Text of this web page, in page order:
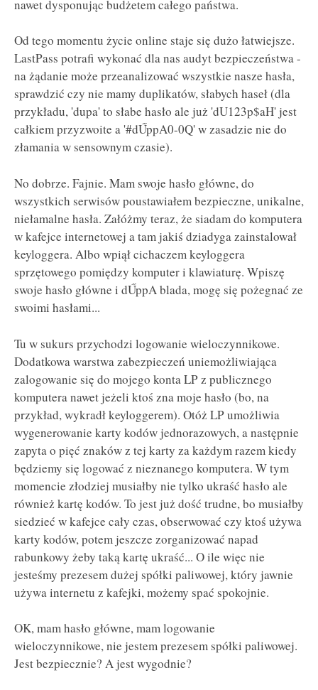
nawet dysponując budżetem całego państwa.
Od tego momentu życie online staje się dużo łatwiejsze.
LastPass potrafi wykonać dla nas audyt bezpieczeństwa -
na żądanie może przeanalizować wszystkie nasze hasła,
sprawdzić czy nie mamy duplikatów, słabych haseł (dla
przykładu, 'dupa' to słabe hasło ale już 'dU123p$aH' jest
całkiem przyzwoite a '#dŰppA0-0Q' w zasadzie nie do
złamania w sensownym czasie).
No dobrze. Fajnie. Mam swoje hasło główne, do
wszystkich serwisów poustawiałem bezpieczne, unikalne,
niełamalne hasła. Załóżmy teraz, że siadam do komputera
w kafejce internetowej a tam jakiś dziadyga zainstalował
keyloggera. Albo wpiął cichaczem keyloggera
sprzętowego pomiędzy komputer i klawiaturę. Wpiszę
swoje hasło główne i dŰppA blada, mogę się pożegnać ze
swoimi hasłami...
Tu w sukurs przychodzi logowanie wieloczynnikowe.
Dodatkowa warstwa zabezpieczeń uniemożliwiająca
zalogowanie się do mojego konta LP z publicznego
komputera nawet jeżeli ktoś zna moje hasło (bo, na
przykład, wykradł keyloggerem). Otóż LP umożliwia
wygenerowanie karty kodów jednorazowych, a następnie
zapyta o pięć znaków z tej karty za każdym razem kiedy
będziemy się logować z nieznanego komputera. W tym
momencie złodziej musiałby nie tylko ukraść hasło ale
również kartę kodów. To jest już dość trudne, bo musiałby
siedzieć w kafejce cały czas, obserwować czy ktoś używa
karty kodów, potem jeszcze zorganizować napad
rabunkowy żeby taką kartę ukraść... O ile więc nie
jesteśmy prezesem dużej spółki paliwowej, który jawnie
używa internetu z kafejki, możemy spać spokojnie.
OK, mam hasło główne, mam logowanie
wieloczynnikowe, nie jestem prezesem spółki paliwowej.
Jest bezpiecznie? A jest wygodnie?